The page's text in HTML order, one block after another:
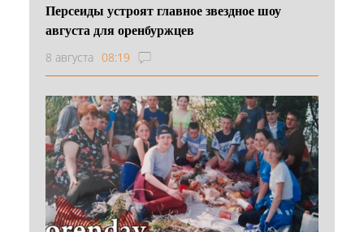
Персеиды устроят главное звездное шоу
августа для оренбуржцев
8 августа 08:19